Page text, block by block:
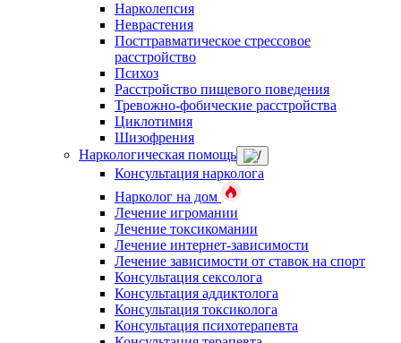
Нарколепсия
Неврастения
Посттравматическое стрессовое
расстройство
Психоз
Расстройство пищевого поведения
Тревожно-фобические расстройства
Циклотимия
Шизофрения
Наркологическая помощь
Консультация нарколога
Нарколог на дом
Лечение игромании
Лечение токсикомании
Лечение интернет-зависимости
Лечение зависимости от ставок на спорт
Консультация сексолога
Консультация аддиктолога
Консультация токсиколога
Консультация психотерапевта